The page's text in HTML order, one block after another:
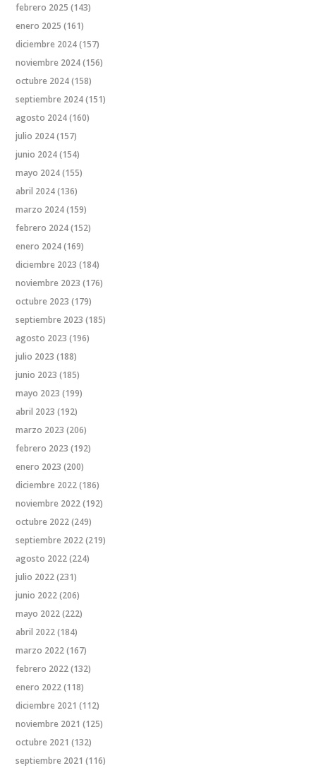
febrero 2025 (143)
enero 2025 (161)
diciembre 2024(157)
noviembre 2024(156)
octubre 2024(158)
septiembre 2024(151)
agosto 2024(160)
julio 2024(157)
junio 2024(154)
mayo 2024(155)
abril 2024(136)
marzo 2024(159)
febrero 2024(152)
enero 2024(169)
diciembre 2023 (184)
noviembre 2023 (176)
octubre 2023 (179)
septiembre 2023 (185)
agosto 2023 (196)
julio 2023 (188)
junio 2023 (185)
mayo 2023 (199)
abril 2023 (192)
marzo 2023 (206)
febrero 2023 (192)
enero 2023 (200)
diciembre 2022(186)
noviembre 2022(192)
octubre 2022(249)
septiembre 2022(219)
agosto 2022(224)
julio 2022(231)
junio 2022(206)
mayo 2022(222)
abril 2022(184)
marzo 2022(167)
febrero 2022(132)
enero 2022(118)
diciembre 2021 (112)
noviembre 2021 (125)
octubre 2021 (132)
septiembre 2021 (116)